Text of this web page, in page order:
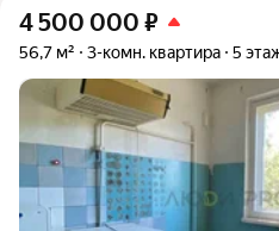
4 500 000 ₽
56,7 м² 3-комн. квартира 5